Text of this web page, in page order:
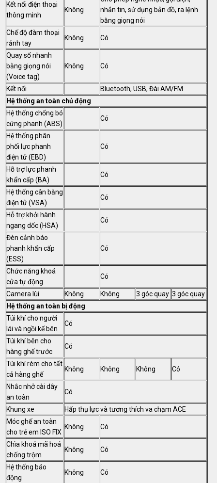
Kết nối điện thoại
thông minh
Không
nhắn tin, sử dụng bản đồ, ra lệnh
bằng giọng nói
Chế độ đàm thoại
rảnh tay
Không Có
Quay số nhanh
bằng giọng nói
(Voice tag)
Không Có
Kết nối
Bluetooth, USB, Đài AM/FM
Hệ thống an toàn chủ động
Hệ thống chống bó
cứng phanh (ABS)
Có
Hệ thống phân
phối lực phanh
điện tử (EBD)
Có
Hỗ trợ lực phanh
khẩn cấp (BA)
Có
Hệ thống cân bằng
điện tử (VSA)
Có
Hỗ trợ khởi hành
ngang dốc (HSA)
Có
Đèn cảnh báo
phanh khẩn cấp
(ESS)
Có
Chức năng khoá
cửa tự động
Có
Camera lùi Không Không 3 góc quay 3 góc quay
Hệ thống an toàn bị động
Túi khí cho người
lái và ngồi kế bên
Có
Túi khí bên cho
hàng ghế trước
Có
Túi khí rèm cho tất
cả hàng ghế
Không Không Không Có
Nhắc nhở cài dây
an toàn
Có
Khung xe
Hấp thụ lực và tương thích va chạm ACE
Móc ghế an toàn
cho trẻ em ISO FIX
Không Có
Chìa khoá mã hoá
chống trộm
Không Có
Hệ thống báo
động
Không Có